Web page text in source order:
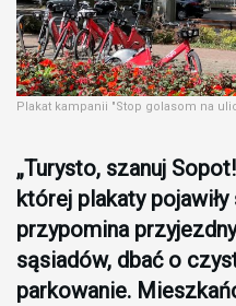
Plakat kampanii "Stop golasom na
„Turysto, szanuj
której plakaty
przypomina
sąsiadów, dbać o
parkowanie.